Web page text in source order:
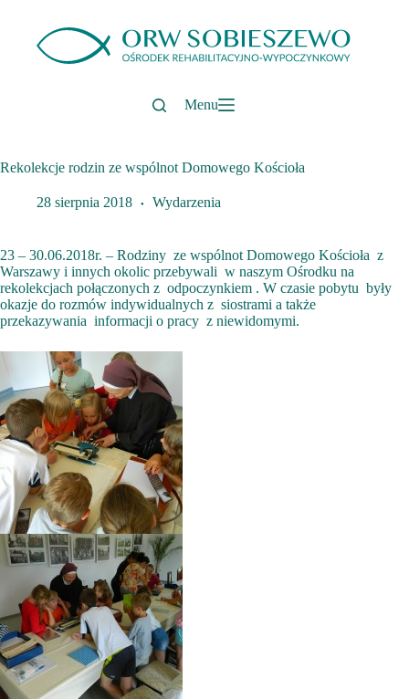
Menu
Rekolekcje rodzin ze wspólnot Domowego Kościoła
28 sierpnia 2018 Wydarzenia
23 – 30.06.2018r. – Rodziny ze wspólnot Domowego Kościoła z
Warszawy i innych okolic przebywali w naszym Ośrodku na
rekolekcjach połączonych z odpoczynkiem . W czasie pobytu były
okazje do rozmów indywidualnych z siostrami a także
przekazywania informacji o pracy z niewidomymi.